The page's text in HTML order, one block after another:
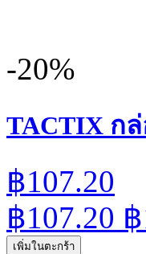
-20%
TACTIX กล่
฿107.20
฿107.20
เพิ่มในตะกร้า